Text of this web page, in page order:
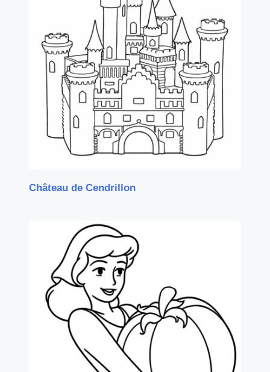
Château de Cendrillon